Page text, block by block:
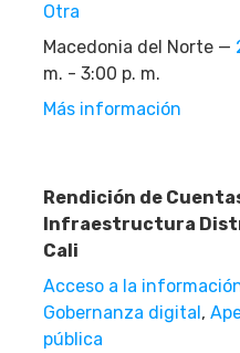
Otra
Macedonia del Norte —
m. - 3:00 p. m.
Más información
Rendición de
Infraestructura
Cali
Acceso a la
Gobernanza digital,
pública